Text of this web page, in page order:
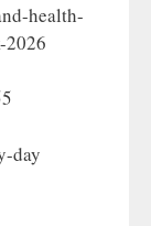
health-
2026
day